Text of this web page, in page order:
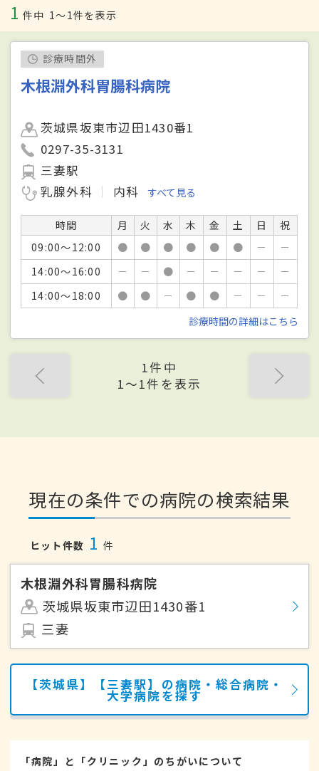
1 件中 1〜1件を表示
診療時間外
木根淵外科胃腸科病院
茨城県坂東市辺田1430番1
0297-35-3131
三妻駅
乳腺外科
内科 すべて見る
時間 月 火 水 木 金 土 日
祝
09:00～12:00
● ● ● ● ● ● －
－
14:00～16:00
－ － ● － － － －
－
14:00～18:00
● ● － ● ● － －
－
診療時間の詳細はこちら
1件中
1〜1件を表示
現在の条件での病院の検索結果
ヒット件数 1 件
木根淵外科胃腸科病院
茨城県坂東市辺田1430番1
三妻
【茨城県】【三妻駅】の病院・総合病院・
大学病院を探す
「病院」と「クリニック」のちがいについて